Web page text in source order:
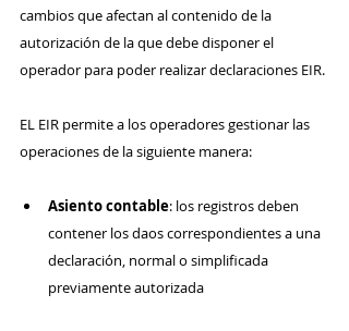
cambios que afectan al contenido de la
autorización de la que debe disponer el
operador para poder realizar declaraciones EIR.
EL EIR permite a los operadores gestionar las
operaciones de la siguiente manera:
Asiento contable: los registros deben
contener los daos correspondientes a una
declaración, normal o simplificada
previamente autorizada